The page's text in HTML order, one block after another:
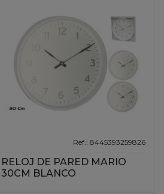
Ref.: 8445393259826
RELOJ DE PARED MARIO
30CM BLANCO